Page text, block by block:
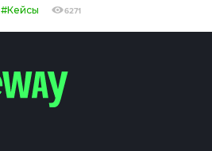
#Кейсы 6271